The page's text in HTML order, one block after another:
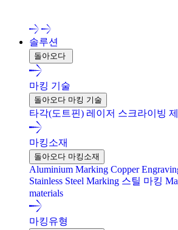
솔루션
돌아오다
마킹 기술
돌아오다 마킹 기술
타각(도트핀) 레이저 스크라이빙
마킹소재
돌아오다 마킹소재
Aluminium Marking Copper
Stainless Steel Marking 스틸 마킹
materials
마킹유형